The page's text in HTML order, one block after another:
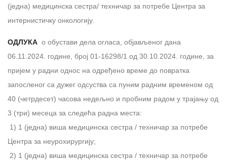
(једна) медицинска сестра/ техничар за потребе Центра за
интернистичку онкологију.
ОДЛУКА о обустави дела огласа, објављеног дана
06.11.2024. године, број 01-16298/1 од 30.10.2024. године, за
пријем у радни однос на одређено време до повратка
запосленог са дужег одсуства са пуним радним временом од
40 (четрдесет) часова недељно и пробним радом у трајању од
3 (три) месеца за следећа радна места:
1) 1 (једна) виша медицинска сестра / техничар за потребе
Центра за неурохирургију;
2) 1 (једна) виша медицинска сестра / техничар за потребе